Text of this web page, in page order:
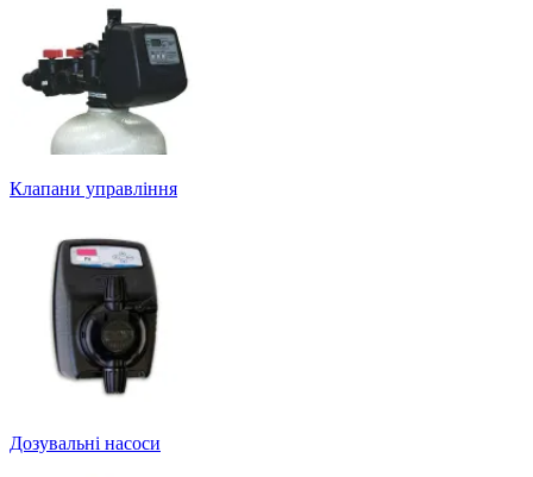
Клапани управління
Дозувальні насоси